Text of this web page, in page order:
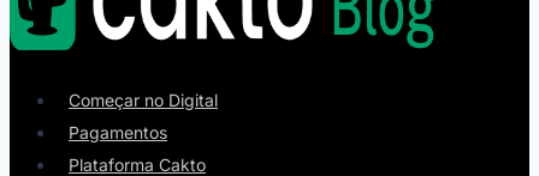
Começar no Digital
Pagamentos
Plataforma Cakto